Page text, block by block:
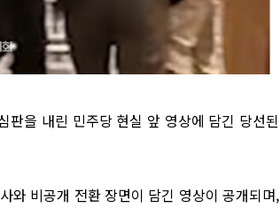
판을 내린 민주당 현실 앞 영상에 담긴 당선된
와 비공개 전환 장면이 담긴 영상이 공개되며,